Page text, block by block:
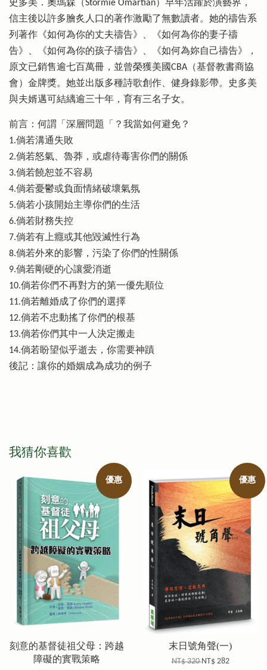
史多美．奧瑪森（Stormie Omartian）早年活躍於演藝界，
信主後以許多膾炙人口的著作激勵了無數讀者。她的禱告系
列著作《如何為你的丈夫禱告》、《如何為你的妻子禱
告》、《如何為你的孩子禱告》、《如何為妳自己禱告》，
原文已銷售逾七百萬冊，並曾榮獲美國CBA（基督教書商協
會）金牌獎。她並出版多種詩歌創作、健身錄影帶。史多美
與夫婿邁可結縭逾三十年，育有三名子女。
前言：何謂「深層問題「？我當如何避免？
1.倘若溝通失敗
2.倘若怒氣、魯莽，或虐待毒害你們的關係
3.倘若饒恕並不容易
4.倘若憂鬱或負面情緒破壞氣氛
5.倘若小孩開始主導你們的生活
6.倘若財務失控
7.倘若有上癮或其他毀滅性行為
8.倘若外來的影響，污染了你們的性關係
9.倘若剛硬的心讓愛消逝
10.倘若你們不再對方的第一優先順位
11.倘若離婚成了你們的選擇
12.倘若不忠動搖了你們的根基
13.倘若你們其中一人決定搬走
14.倘若盼望似乎逝去，你需要神蹟
後記：讓你的婚姻成為成功的例子
我猜你喜歡
優惠
刻意的基督徒祖父母：跨越
障礙的實戰策略
優惠
末日號角聲(一)
NT$ 320NT$ 282